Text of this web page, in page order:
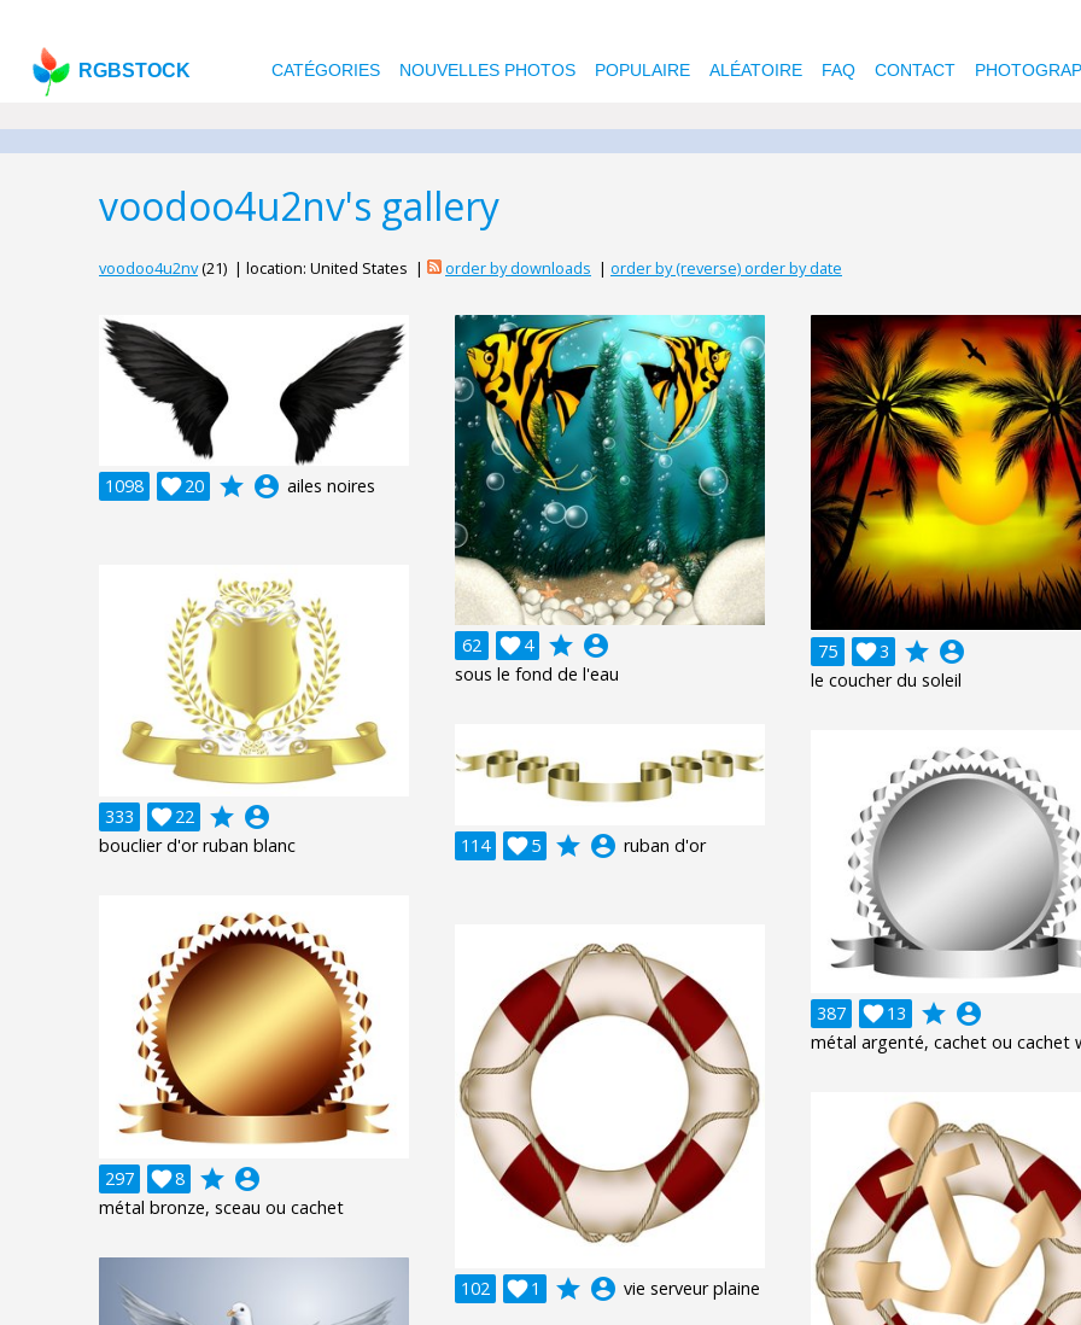
RGBSTOCK CATÉGORIES NOUVELLES PHOTOS POPULAIRE ALÉATOIRE FAQ CONTACT
voodoo4u2nv's gallery
voodoo4u2nv(21) | location: United States | order by downloads | order by (reverse) order by date
1098 20
 grade account_circle ailes noires
62 4
 grade account_circle
sous le fond de l'eau
75 3
 grade account_circle
le coucher du soleil
333 22
 grade account_circle
bouclier d'or ruban blanc 114 5
 grade account_circle ruban d'or
387 13
 grade account_circle
métal argenté, cachet ou cachet
297
8
 grade account_circle
métal bronze, sceau ou cachet
102 1
 grade account_circle vie serveur plaine